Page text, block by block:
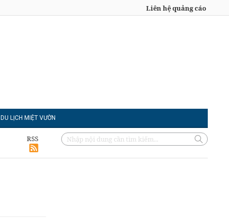
Liên hệ quảng cáo
DU LỊCH MIỆT VƯỜN
RSS